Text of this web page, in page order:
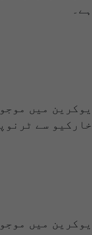
ہے۔
یوکرین میں
خارکیو سے
یوکرین میں